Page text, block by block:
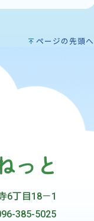
ページの先頭へ
6丁目18－1
385-5025